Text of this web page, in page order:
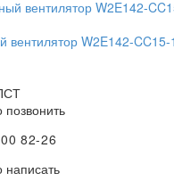
вентилятор W2E142-
82-26